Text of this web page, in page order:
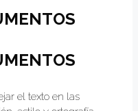
el texto en las